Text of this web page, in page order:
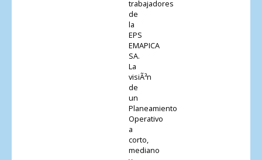
trabajadores
de
la
EPS
EMAPICA
SA.
La
visiÃ³n
de
un
Planeamiento
Operativo
a
corto,
mediano